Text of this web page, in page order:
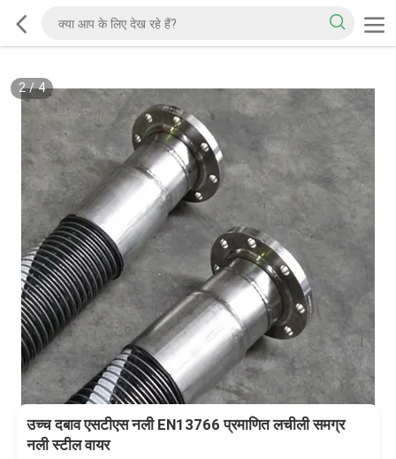
2/4
उच्च दबाव एसटीएस नली EN13766 प्रमाणित लचीली समग्र
नली स्टील वायर